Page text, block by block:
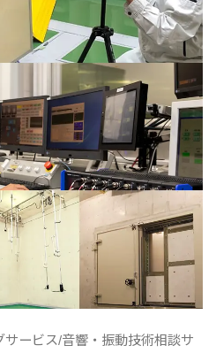
ービス/音響・振動技術相談サ